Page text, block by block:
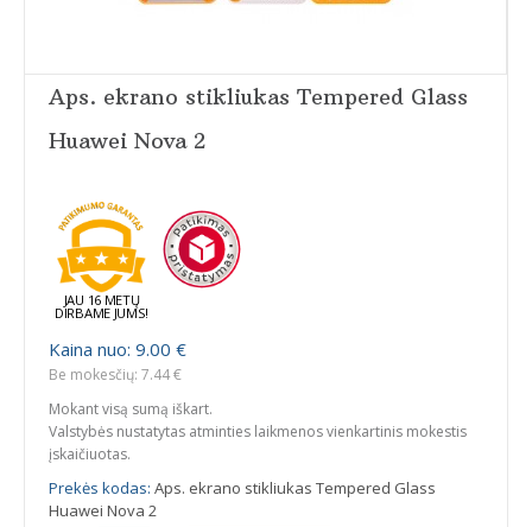
Aps. ekrano stikliukas Tempered Glass
Huawei Nova 2
JAU 16 METŲ
DIRBAME JUMS!
Kaina nuo: 9.00 €
Be mokesčių: 7.44 €
Mokant visą sumą iškart.
Valstybės nustatytas atminties laikmenos vienkartinis mokestis
įskaičiuotas.
Prekės kodas: Aps. ekrano stikliukas Tempered Glass
Huawei Nova 2